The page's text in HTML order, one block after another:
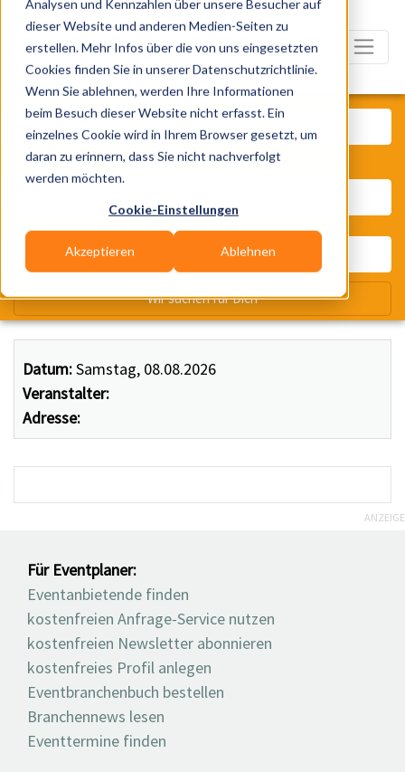
Analysen und Kennzahlen über unsere Besucher auf
dieser Website und anderen Medien-Seiten zu
erstellen. Mehr Infos über die von uns eingesetzten
Cookies finden Sie in unserer Datenschutzrichtlinie.
Wenn Sie ablehnen, werden Ihre Informationen
beim Besuch dieser Website nicht erfasst. Ein
einzelnes Cookie wird in Ihrem Browser gesetzt, um
daran zu erinnern, dass Sie nicht nachverfolgt
werden möchten.
Cookie-Einstellungen
Akzeptieren Ablehnen
Datum:Samstag, 08.08.2026
Veranstalter:
Adresse:
Was? Künstler, Zelte, Bands,
Wir suchen für Dich
ANZEIGE
Für Eventplaner:
Eventanbietende finden
kostenfreien Anfrage-Service nutzen
kostenfreien Newsletter abonnieren
kostenfreies Profil anlegen
Eventbranchenbuch bestellen
Branchennews lesen
Eventtermine finden